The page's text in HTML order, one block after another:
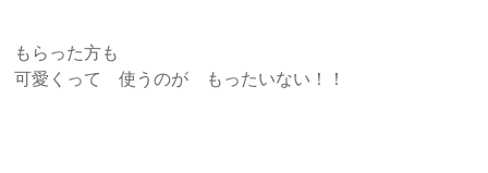
もらった方も
可愛くって 使うのが もったいない！！